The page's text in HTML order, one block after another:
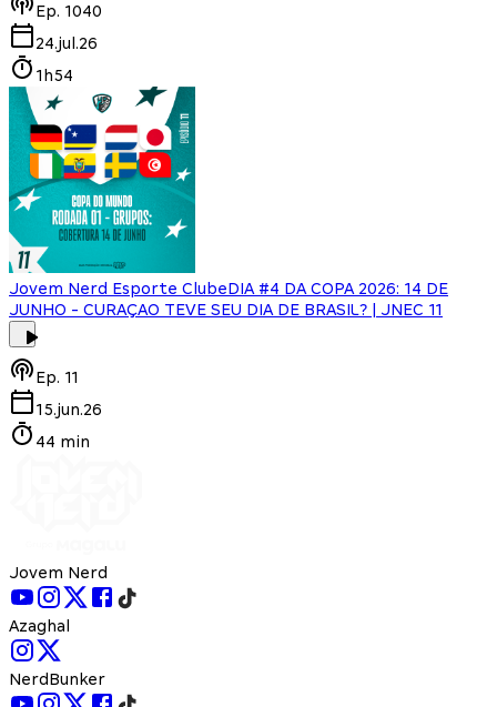
Ep. 1040
24.jul.26
1h54
Jovem Nerd Esporte ClubeDIA #4 DA COPA 2026: 14 DE
JUNHO - CURAÇAO TEVE SEU DIA DE BRASIL? | JNEC 11
Ep. 11
15.jun.26
44 min
Jovem Nerd
Azaghal
NerdBunker